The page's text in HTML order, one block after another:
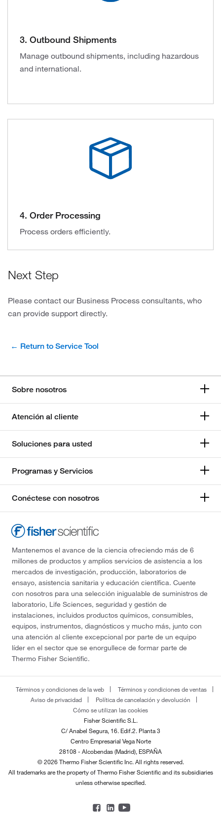
3. Outbound Shipments
Manage outbound shipments, including hazardous
and international.
4. Order Processing
Process orders efficiently.
Next Step
Please contact our Business Process consultants, who
can provide support directly.
← Return to Service Tool
Sobre nosotros
Atención al cliente
Soluciones para usted
Programas y Servicios
Conéctese con nosotros
Mantenemos el avance de la ciencia ofreciendo más de 6
millones de productos y amplios servicios de asistencia a los
mercados de investigación, producción, laboratorios de
ensayo, asistencia sanitaria y educación científica. Cuente
con nosotros para una selección inigualable de suministros de
laboratorio, Life Sciences, seguridad y gestión de
instalaciones, incluidos productos químicos, consumibles,
equipos, instrumentos, diagnósticos y mucho más, junto con
una atención al cliente excepcional por parte de un equipo
líder en el sector que se enorgullece de formar parte de
Thermo Fisher Scientific.
Términos y condiciones de la web
Términos y condiciones de ventas
Aviso de privacidad
Política de cancelación y devolución
Cómo se utilizan las cookies
Fisher Scientific S.L.
C/ Anabel Segura, 16. Edif.2. Planta 3
Centro Empresarial Vega Norte
28108 - Alcobendas (Madrid), ESPAÑA
© 2026 Thermo Fisher Scientific Inc. All rights reserved.
All trademarks are the property of Thermo Fisher Scientific and its subsidiaries
unless otherwise specified.